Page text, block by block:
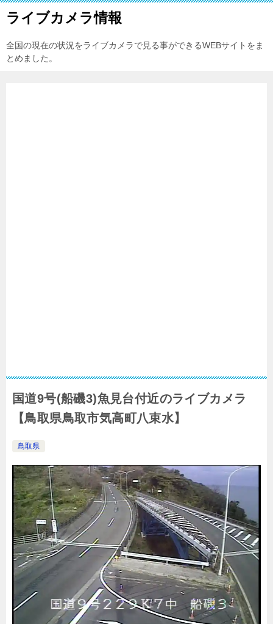
ライブカメラ情報
全国の現在の状況をライブカメラで見る事ができるWEBサイトをま
とめました。
国道9号(船磯3)魚見台付近のライブカメラ
【鳥取県鳥取市気高町八束水】
鳥取県